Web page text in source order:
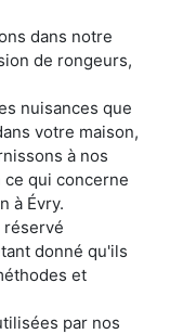
dans notre
de rongeurs,
nuisances que
votre maison,
à nos
qui concerne
à Évry.
réservé
donné qu'ils
et
par nos